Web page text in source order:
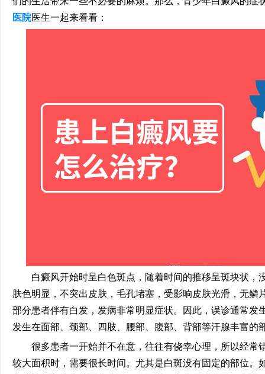
医院医生一起来看看：
白癜风开始时呈白色斑点，随着时间的推移呈斑块状，
肤色明显，不突出皮肤，毛孔堵塞，受影响皮肤光滑，无鳞
部分患者伴有白发，发病非常明显症状。因此，误诊通常发
发生在面部、颈部、四肢、腰部、腹部、背部等汗腺丰富的
很多患者一开始并不在意，往往有侥幸心理，所以经常
较大面积时，需要很长时间。尤其是白斑没有固定的部位。